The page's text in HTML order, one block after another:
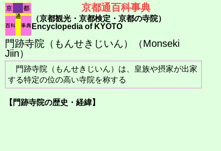
京都通百科事典
（京都観光・京都検定・京都の寺院）
Encyclopedia of KYOTO
門跡寺院（もんせきじいん）（Monseki
Jiin）
門跡寺院（もんせきじいん）は、皇族や摂家が出家
する特定の位の高い寺院を称する
【門跡寺院の歴史・経緯】